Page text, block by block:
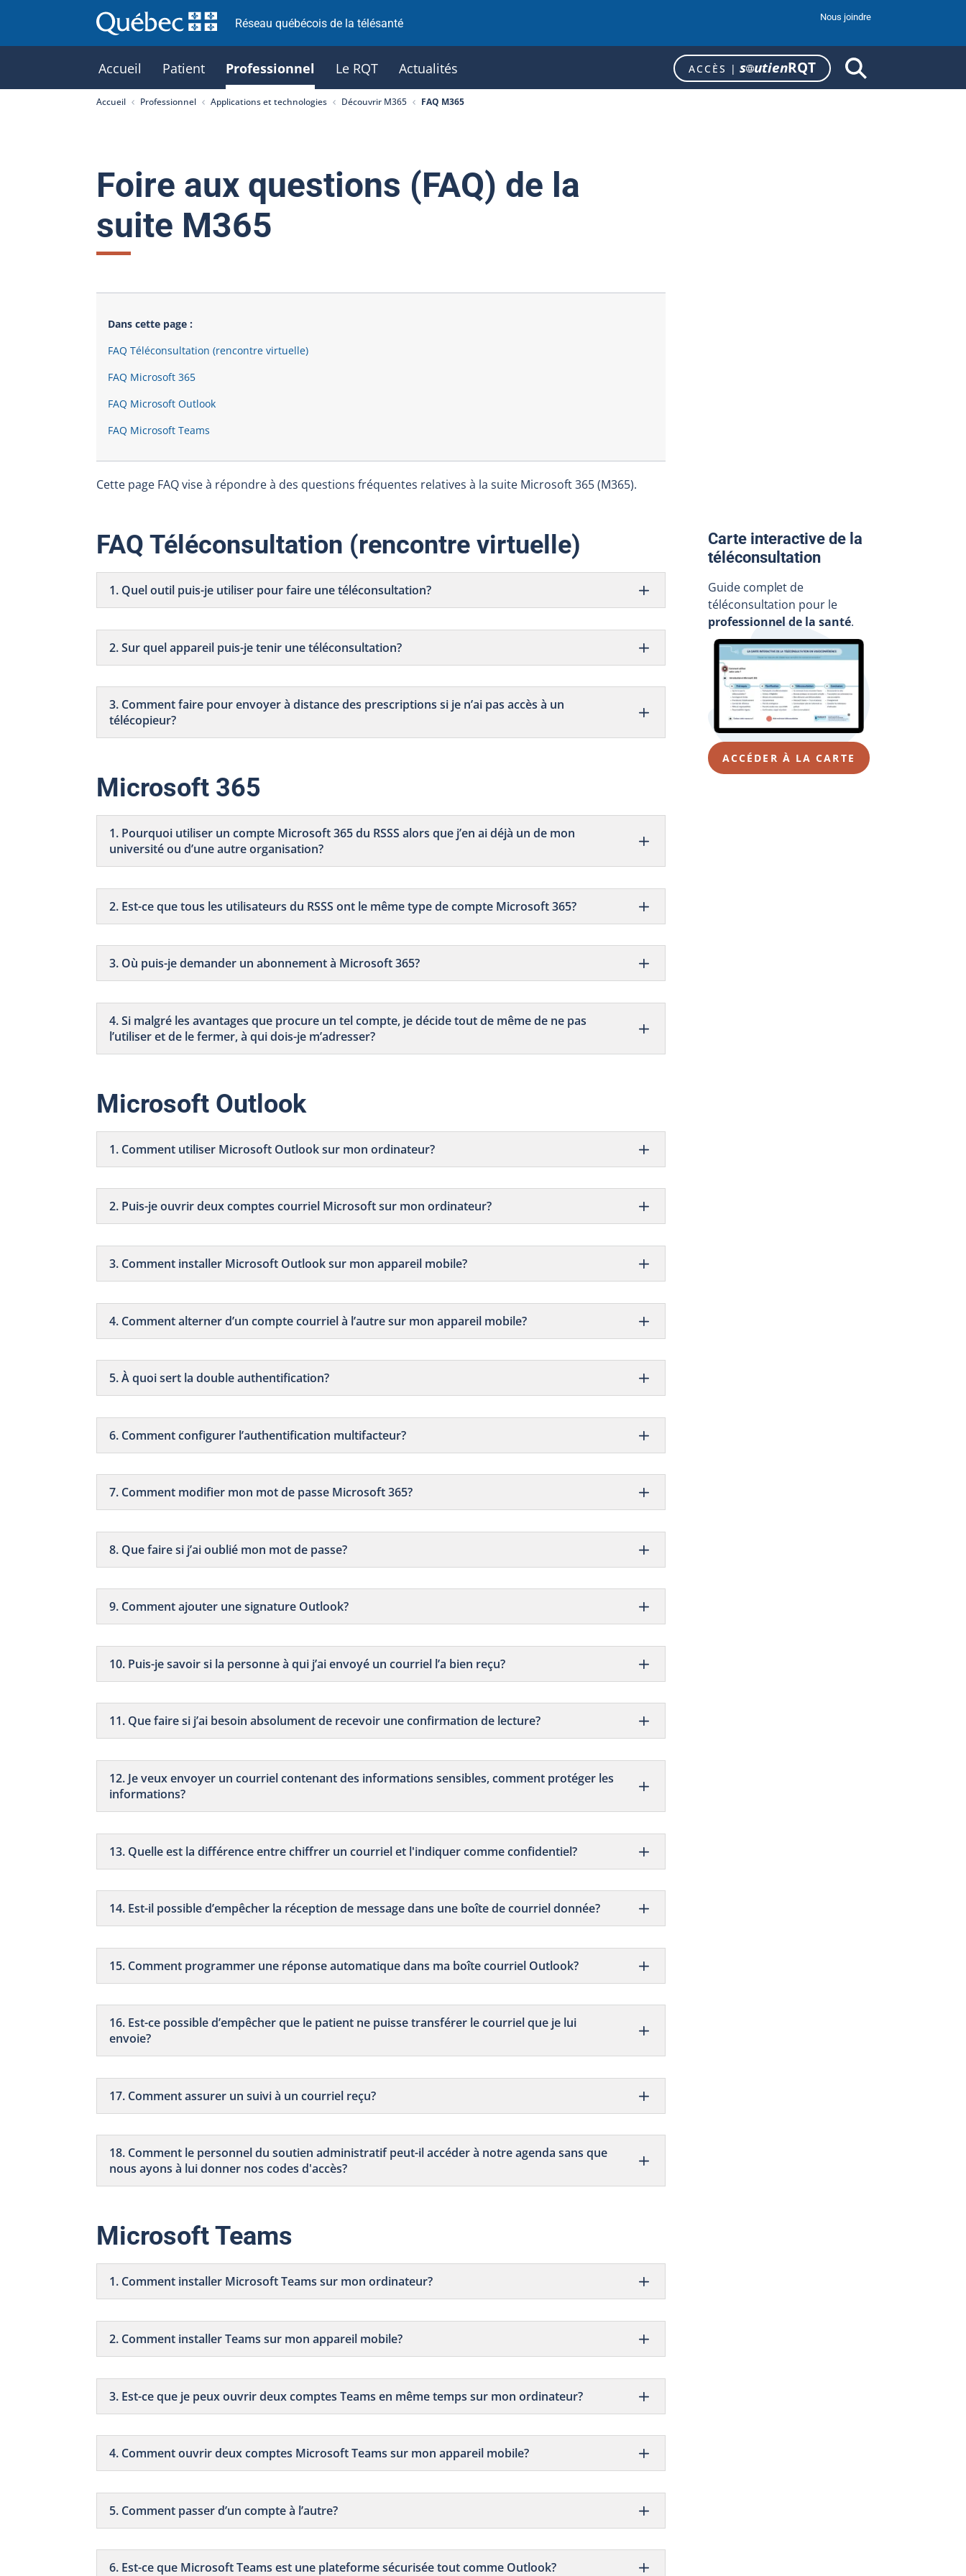
Réseau québécois de la télésanté Nous joindre
Accueil Patient Professionnel Le RQT Actualités ACCÈS | s utienRQT
Accueil Professionnel Applications et technologies Découvrir M365 FAQ M365
Foire aux questions (FAQ) de la
suite M365
Dans cette page :
FAQ Téléconsultation (rencontre virtuelle)
FAQ Microsoft 365
FAQ Microsoft Outlook
FAQ Microsoft Teams
Cette page FAQ vise à répondre à des questions fréquentes relatives à la suite Microsoft 365 (M365).
FAQ Téléconsultation (rencontre virtuelle)
1. Quel outil puis-je utiliser pour faire une téléconsultation?
2. Sur quel appareil puis-je tenir une téléconsultation?
3. Comment faire pour envoyer à distance des prescriptions si je n’ai pas accès à un
télécopieur?
Carte interactive de la
téléconsultation
Guide complet de
téléconsultation pour le
professionnel de la santé.
ACCÉDER À LA CARTE
Microsoft 365
1. Pourquoi utiliser un compte Microsoft 365 du RSSS alors que j’en ai déjà un de mon
université ou d’une autre organisation?
2. Est-ce que tous les utilisateurs du RSSS ont le même type de compte Microsoft 365?
3. Où puis-je demander un abonnement à Microsoft 365?
4. Si malgré les avantages que procure un tel compte, je décide tout de même de ne pas
l’utiliser et de le fermer, à qui dois-je m’adresser?
Microsoft Outlook
1. Comment utiliser Microsoft Outlook sur mon ordinateur?
2. Puis-je ouvrir deux comptes courriel Microsoft sur mon ordinateur?
3. Comment installer Microsoft Outlook sur mon appareil mobile?
4. Comment alterner d’un compte courriel à l’autre sur mon appareil mobile?
5. À quoi sert la double authentification?
6. Comment configurer l’authentification multifacteur?
7. Comment modifier mon mot de passe Microsoft 365?
8. Que faire si j’ai oublié mon mot de passe?
9. Comment ajouter une signature Outlook?
10. Puis-je savoir si la personne à qui j’ai envoyé un courriel l’a bien reçu?
11. Que faire si j’ai besoin absolument de recevoir une confirmation de lecture?
12. Je veux envoyer un courriel contenant des informations sensibles, comment protéger les
informations?
13. Quelle est la différence entre chiffrer un courriel et l'indiquer comme confidentiel?
14. Est-il possible d’empêcher la réception de message dans une boîte de courriel donnée?
15. Comment programmer une réponse automatique dans ma boîte courriel Outlook?
16. Est-ce possible d’empêcher que le patient ne puisse transférer le courriel que je lui
envoie?
17. Comment assurer un suivi à un courriel reçu?
18. Comment le personnel du soutien administratif peut-il accéder à notre agenda sans que
nous ayons à lui donner nos codes d'accès?
Microsoft Teams
1. Comment installer Microsoft Teams sur mon ordinateur?
2. Comment installer Teams sur mon appareil mobile?
3. Est-ce que je peux ouvrir deux comptes Teams en même temps sur mon ordinateur?
4. Comment ouvrir deux comptes Microsoft Teams sur mon appareil mobile?
5. Comment passer d’un compte à l’autre?
6. Est-ce que Microsoft Teams est une plateforme sécurisée tout comme Outlook?